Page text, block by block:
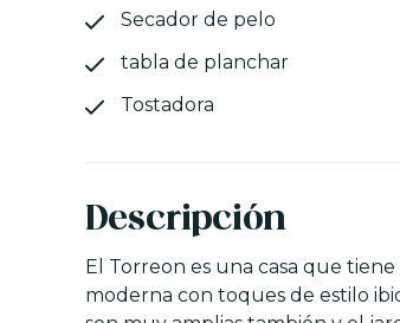
Secador de pelo
tabla de planchar
Tostadora
Descripción
El Torreon es una casa que
moderna con toques de estilo